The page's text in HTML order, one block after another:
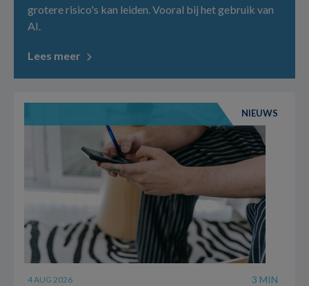
grotere risico's kan leiden. Vooral bij het gebruik van
AI.
Lees meer
NIEUWS
4 AUG 2026 3 MIN